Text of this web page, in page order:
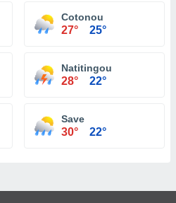
Cotonou
27° 25°
Natitingou
28° 22°
Save
30° 22°